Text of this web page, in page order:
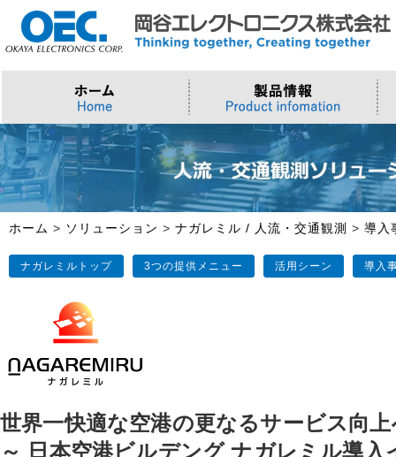
プロセッサ
>Intel (IoT/Embedded)
>Intel (PC)
>Intel Arc Graphics
ソフトウェア・クラウド
>Microsoft Azure
>Windows IoT
>Trellix
>AMI
>AI・IoTソリューション
>インテル IoTソリューション
>評価開発キット
>LLMソリューション
スマートシティ・DX
>ナガレミル / 人流・交通
>会社概要 >トップメッセージ
>製品・御見積お問い合わせ >その他・採用お問い合わせ
ホーム > ソリューション > ナガレミル / 人流・交通観測 > 導入
ナガレミルトップ 3つの提供メニュー 活用シーン 導入
世界一快適な空港の更なるサービス向
～ 日本空港ビルデング ナガレミル導入